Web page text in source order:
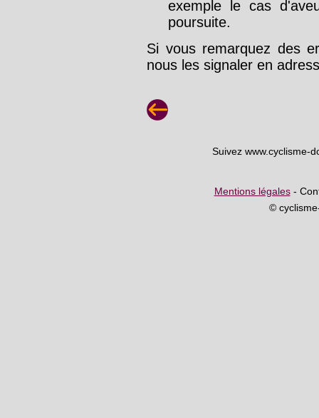
exemple le cas
poursuite.
Si vous remarquez des
nous les signaler en
Suivez www.cyclisme-
Mentions légales-
©